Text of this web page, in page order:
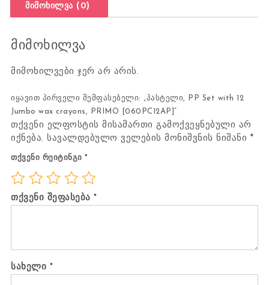
მიმოხილვა (0)
მიმოხილვა
მიმოხილვები ჯერ არ არის.
იყავით პირველი შემფასებელი: „პასტელი, PP Set with 12
Jumbo wax crayons, PRIMO [060PC12AP]“
თქვენი ელფოსტის მისამართი გამოქვეყნებული არ
იქნება. სავალდებულო ველების მონიშვნის ნიშანი *
თქვენი რეიტინგი*
თქვენი შეფასება*
სახელი *